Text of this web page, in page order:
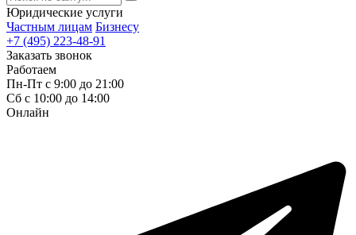
Юридические услуги
Частным лицам Бизнесу
+7 (495) 223-48-91
Заказать звонок
Работаем
Пн-Пт с 9:00 до 21:00
Сб с 10:00 до 14:00
Онлайн